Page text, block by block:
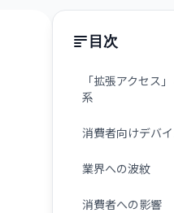
目次
「拡張アクセス
系
消費者向けデバ
業界への波紋
消費者への影響